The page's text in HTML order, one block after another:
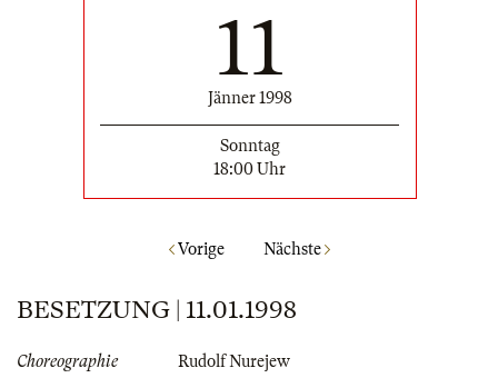
11
Jänner 1998
Sonntag
18:00 Uhr
Vorige Nächste
BESETZUNG | 11.01.1998
Choreographie
Rudolf Nurejew